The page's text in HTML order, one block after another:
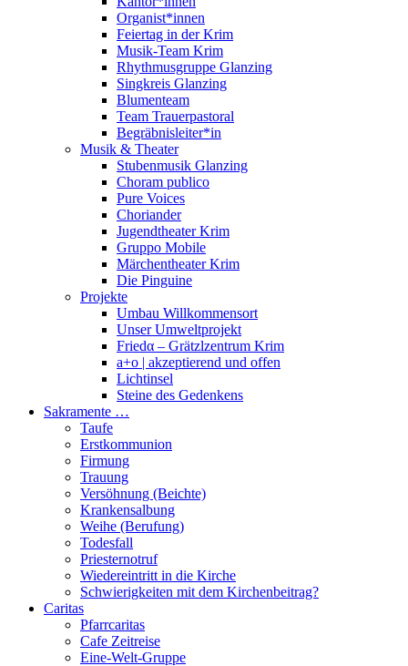
Organist*innen
Feiertag in der Krim
Musik-Team Krim
Rhythmusgruppe Glanzing
Singkreis Glanzing
Blumenteam
Team Trauerpastoral
Begräbnisleiter*in
Musik & Theater
Stubenmusik Glanzing
Choram publico
Pure Voices
Choriander
Jugendtheater Krim
Gruppo Mobile
Märchentheater Krim
Die Pinguine
Projekte
Umbau Willkommensort
Unser Umweltprojekt
Friedα – Grätzlzentrum Krim
a+o | akzeptierend und offen
Lichtinsel
Steine des Gedenkens
Sakramente …
Taufe
Erstkommunion
Firmung
Trauung
Versöhnung (Beichte)
Krankensalbung
Weihe (Berufung)
Todesfall
Priesternotruf
Wiedereintritt in die Kirche
Schwierigkeiten mit dem Kirchenbeitrag?
Caritas
Pfarrcaritas
Cafe Zeitreise
Eine-Welt-Gruppe